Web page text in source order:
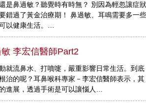
是鼻過敏？聽覺時有時無？ 別因為輕忽讓症狀
錯過了黃金治療期！ 鼻過敏、耳鳴需要多一些
以健康生活。…
李宏信醫師Part2
就流鼻水、打噴嚏­，嚴重影響日常生活。到底
治的呢？耳鼻喉科專家－李宏信醫師表示­，其
進展，透過手術是可以讓惱人…